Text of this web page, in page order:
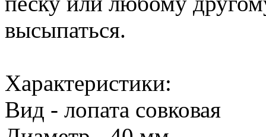
высыпаться.
Характеристики:
Вид - лопата совковая